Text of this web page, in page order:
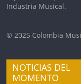
Industria Musical.
© 2025 Colombia
NOTICIAS DEL
MOMENTO